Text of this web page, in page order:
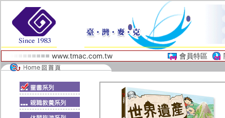
www.tmac.com.tw 會員特區